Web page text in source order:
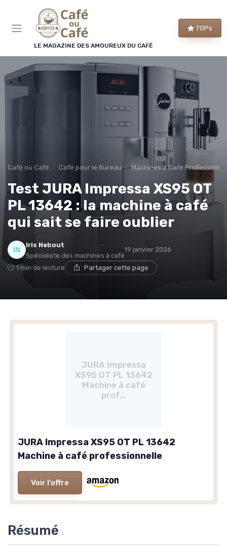
LE MAGAZINE DES AMOUREUX DU CAFÉ
TOPs
Café ou Café Café pour le Bureau Machines à Café
Test JURA Impressa XS95 OT
PL 13642 : la machine à café
qui sait se faire oublier
Iris Nebout
Spécialiste des machines à café
19 janvier 2026
1 min de lecture Partager cette page
JURA Impressa
XS95 OT PL 13642
Machine à café
prof...
JURA Impressa XS95 OT PL 13642
Machine à café professionnelle
Voir l'offre
Résumé
Panneau de gestion des cookies